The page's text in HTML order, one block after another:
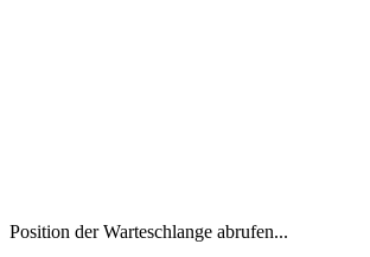
Position der Warteschlange abrufen...